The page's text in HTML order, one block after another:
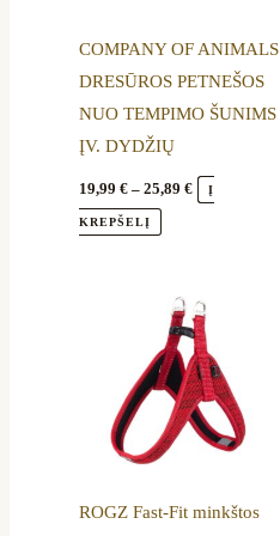
COMPANY OF ANIMALS
DRESŪROS PETNEŠOS
NUO TEMPIMO ŠUNIMS
ĮV. DYDŽIŲ
19,99€ – 25,89€ Į
KREPŠELĮ
may
be
chosen
on
the
ROGZ Fast-Fit minkštos
range:
14,89 €
through
20,99 €
This
product
has
multiple
variants.
The
may